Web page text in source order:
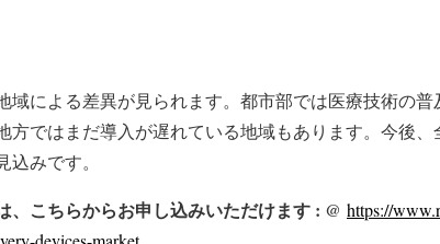
域による差異が見られます。都市部では医療技術の
ではまだ導入が遅れている地域もあります。今後、
みです。
、こちらからお申し込みいただけます : @ https://